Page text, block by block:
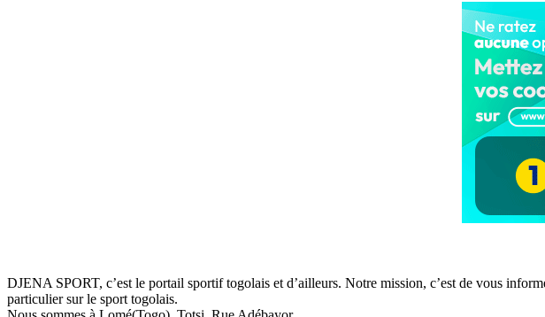
DJENA SPORT, c’est le portail sportif togolais et d’ailleurs. Notre mission, c’est de vous
particulier sur le sport togolais.